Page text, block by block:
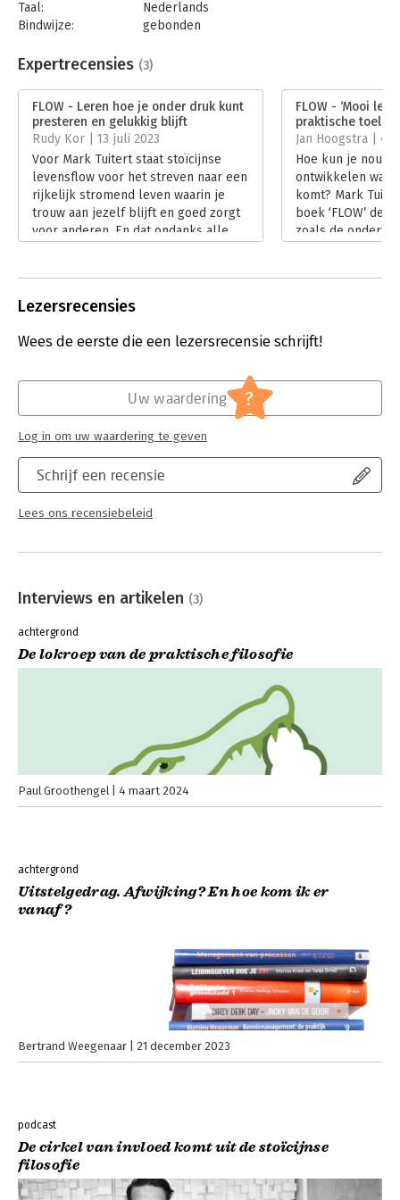
Taal:
Nederlands
Bindwijze:
gebonden
Uitgever:
Maven Publishing
Verschijningsdatum:
Hoofdrubriek: Persoonlijke effectiviteit
Expertrecensies (3)
FLOW - Leren hoe je onder druk kunt
presteren en gelukkig blijft
Rudy Kor | 13 juli 2023
Voor Mark Tuitert staat stoïcijnse
levensflow voor het streven naar een
rijkelijk stromend leven waarin je
trouw aan jezelf blijft en goed zorgt
voor anderen. En dat ondanks alle
hem om het beste uit zichzelf te
druk en om een betere relatie met
FLOW - ‘Mooi
praktische
Jan Hoogstra | 4
Hoe kun je nou
ontwikkelen
komt? Mark
boek ‘FLOW’ de
zoals de
Lezersrecensies
Wees de eerste die een lezersrecensie schrijft!
Schrijf een recensie
Lees ons recensiebeleid
Uw waardering ?
Log in om uw waardering te geven
Interviews en artikelen (3)
achtergrond
De lokroep van de praktische filosofie
Paul Groothengel 4 maart 2024
achtergrond
Uitstelgedrag. Afwijking? En hoe kom ik er
vanaf?
Bertrand Weegenaar 21 december 2023
podcast
De cirkel van invloed komt uit de stoïcijnse
filosofie